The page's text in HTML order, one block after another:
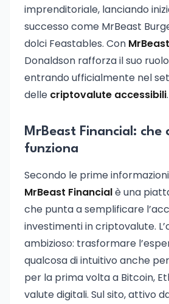
imprenditoriale, lanciando
successo come MrBeast
dolci Feastables. Con
Donaldson rafforza il suo
entrando ufficialmente nel
delle criptovalute accessibili.
MrBeast Financial: che
funziona
Secondo le prime
MrBeast Financialè una
che punta a semplificare
investimenti in criptovalute.
ambizioso: trasformare
qualcosa di intuitivo anche
per la prima volta a Bitcoin,
valute digitali. Sul sito, attivo